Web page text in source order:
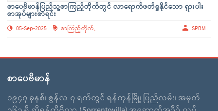
စာပေဗိမာန်ပြည်သူ့စာကြည့်တိုက်တွင် လာရောက်ဖတ်ရှုနိုင်သော ရှားပါး
စာအုပ်များစာရင်း
05-Sep-2025 စာကြည့်တိုက်, SPBM
စာပေဗိမာန်
၁၉၄၇ ခုနှစ်၊ ဇွန်လ ၇ ရက်တွင် ရန်ကုန်မြို့၊ ပြည်လမ်း၊ အမှတ်